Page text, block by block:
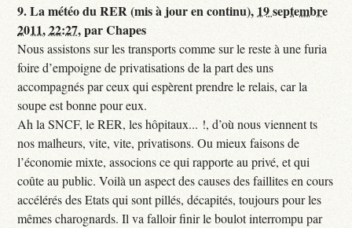
9.La météo du RER (mis à jour en continu), 19 septembre
2011, 22:27,parChapes
Nous assistons sur les transports comme sur le reste à une furia
foire d’empoigne de privatisations de la part des uns
accompagnés par ceux qui espèrent prendre le relais, car la
soupe est bonne pour eux.
Ah la SNCF, le RER, les hôpitaux... !, d’où nous viennent ts
nos malheurs, vite, vite, privatisons. Ou mieux faisons de
l’économie mixte, associons ce qui rapporte au privé, et qui
coûte au public. Voilà un aspect des causes des faillites en cours
accélérés des Etats qui sont pillés, décapités, toujours pour les
mêmes charognards. Il va falloir finir le boulot interrompu par